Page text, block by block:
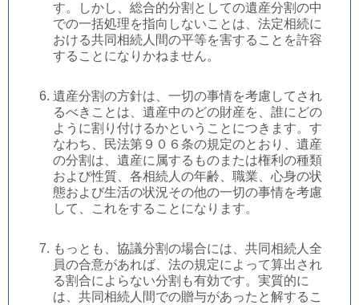
す。しかし、総合的分割としての遺産分割の中
での一括処理を指向しないことは、法定相続に
おける共同相続人間の平等を害することを許容
することになりかねません。
遺産分割の方針は、一切の事情を考慮してされ
るべきことは、遺産中のどの財産を、誰にどの
ように割り付けるかということにつきます。す
なわち、民法第９０６条の規定のとおり、遺産
の分割は、遺産に属するものまたは権利の種類
および性質、各相続人の年齢、職業、心身の状
態および生活の状況その他の一切の事情を考慮
して、これをすることになります。
もっとも、協議分割の場合には、共同相続人全
員の合意があれば、法の規定によって算出され
る割合によらない分割も有効です。実質的に
は、共同相続人間での贈与があったと解するこ